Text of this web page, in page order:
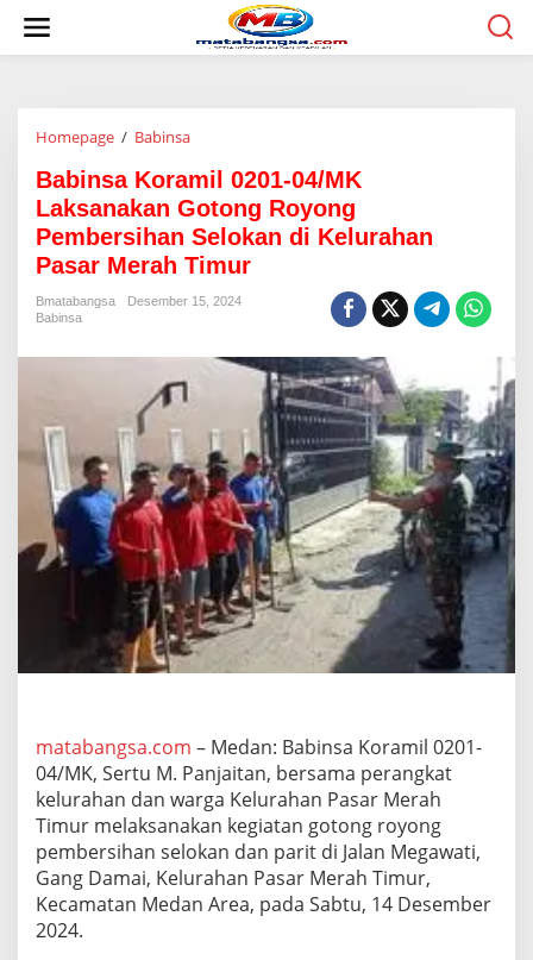
w
Homepage / Babinsa
b
i
n
s
a
o
2
0
1
-
0
4
/
M
K
L
a
n
a
k
a
n
G
o
t
Babinsa Koramil 0201-04/MK
Laksanakan Gotong Royong
Pembersihan Selokan di Kelurahan
Pasar Merah Timur
Bmatabangsa
Desember 15, 2024
Babinsa
matabangsa.com – Medan: Babinsa Koramil 0201-
04/MK, Sertu M. Panjaitan, bersama perangkat
kelurahan dan warga Kelurahan Pasar Merah
Timur melaksanakan kegiatan gotong royong
pembersihan selokan dan parit di Jalan Megawati,
Gang Damai, Kelurahan Pasar Merah Timur,
Kecamatan Medan Area, pada Sabtu, 14 Desember
2024.